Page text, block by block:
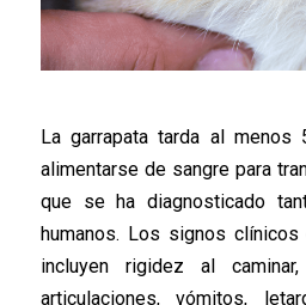
La garrapata tarda al
alimentarse de sangre para
que se ha diagnosticado
humanos. Los signos
incluyen rigidez al
articulaciones, vómitos,